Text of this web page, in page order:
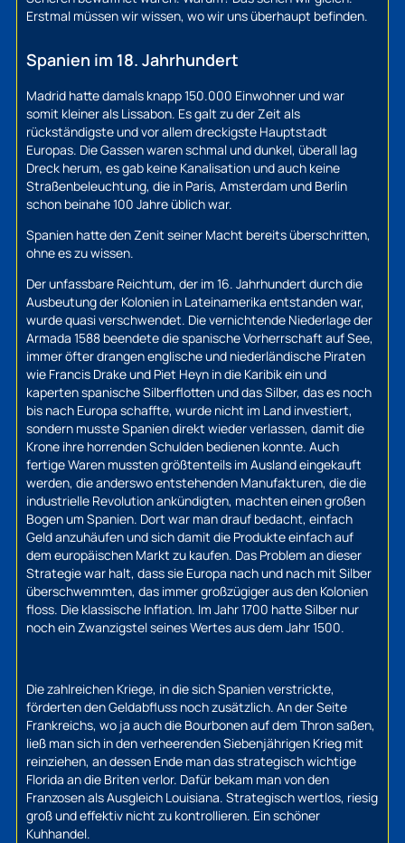
Erstmal müssen wir wissen, wo wir uns überhaupt befinden.
Spanien im 18. Jahrhundert
Madrid hatte damals knapp 150.000 Einwohner und war
somit kleiner als Lissabon. Es galt zu der Zeit als
rückständigste und vor allem dreckigste Hauptstadt
Europas. Die Gassen waren schmal und dunkel, überall lag
Dreck herum, es gab keine Kanalisation und auch keine
Straßenbeleuchtung, die in Paris, Amsterdam und Berlin
schon beinahe 100 Jahre üblich war.
Spanien hatte den Zenit seiner Macht bereits überschritten,
ohne es zu wissen.
Der unfassbare Reichtum, der im 16. Jahrhundert durch die
Ausbeutung der Kolonien in Lateinamerika entstanden war,
wurde quasi verschwendet. Die vernichtende Niederlage der
Armada 1588 beendete die spanische Vorherrschaft auf See,
immer öfter drangen englische und niederländische Piraten
wie Francis Drake und Piet Heyn in die Karibik ein und
kaperten spanische Silberflotten und das Silber, das es noch
bis nach Europa schaffte, wurde nicht im Land investiert,
sondern musste Spanien direkt wieder verlassen, damit die
Krone ihre horrenden Schulden bedienen konnte. Auch
fertige Waren mussten größtenteils im Ausland eingekauft
werden, die anderswo entstehenden Manufakturen, die die
industrielle Revolution ankündigten, machten einen großen
Bogen um Spanien. Dort war man drauf bedacht, einfach
Geld anzuhäufen und sich damit die Produkte einfach auf
dem europäischen Markt zu kaufen. Das Problem an dieser
Strategie war halt, dass sie Europa nach und nach mit Silber
überschwemmten, das immer großzügiger aus den Kolonien
floss. Die klassische Inflation. Im Jahr 1700 hatte Silber nur
noch ein Zwanzigstel seines Wertes aus dem Jahr 1500.
Die zahlreichen Kriege, in die sich Spanien verstrickte,
förderten den Geldabfluss noch zusätzlich. An der Seite
Frankreichs, wo ja auch die Bourbonen auf dem Thron saßen,
ließ man sich in den verheerenden Siebenjährigen Krieg mit
reinziehen, an dessen Ende man das strategisch wichtige
Florida an die Briten verlor. Dafür bekam man von den
Franzosen als Ausgleich Louisiana. Strategisch wertlos, riesig
groß und effektiv nicht zu kontrollieren. Ein schöner
Kuhhandel.